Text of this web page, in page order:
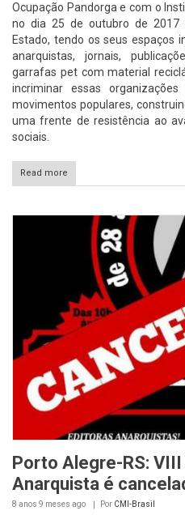
Ocupação Pandorga e com o
no dia 25 de outubro de 2017
Estado, tendo os seus espaços
anarquistas, jornais,
garrafas pet com material
incriminar essas
movimentos populares,
uma frente de resistência ao
sociais.
Read more
Porto Alegre-RS:
Anarquista é
8 anos 9 meses ago Por CMI-Brasil